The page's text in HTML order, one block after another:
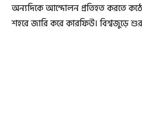
অন্যদিকে আন্দোলন প্রতিহত করতে কঠোর
শহরে জারি করে কারফিউ। বিশ্বজুড়ে